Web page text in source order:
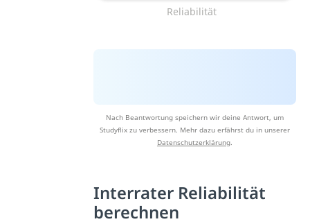
Reliabilität
Nach Beantwortung speichern wir deine Antwort, um
Studyflix zu verbessern. Mehr dazu erfährst du in unserer
Datenschutzerklärung.
Interrater Reliabilität
berechnen